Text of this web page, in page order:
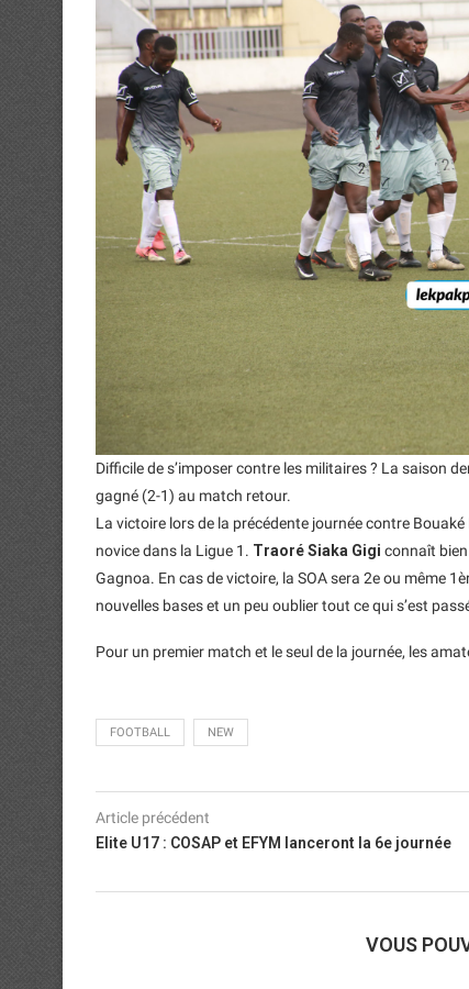
Difficile de s’imposer contre les militaires ? La saison
gagné (2-1) au match retour.
La victoire lors de la précédente journée contre
novice dans la Ligue 1. Traoré Siaka Gigi connaît
Gagnoa. En cas de victoire, la SOA sera 2e ou même
nouvelles bases et un peu oublier tout ce qui s’est
Pour un premier match et le seul de la journée, les
FOOTBALL NEW
Article précédent
Elite U17 : COSAP et EFYM lanceront la 6e journée
VOUS